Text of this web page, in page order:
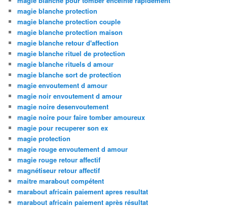
magie blanche protection
magie blanche protection couple
magie blanche protection maison
magie blanche retour d'affection
magie blanche rituel de protection
magie blanche rituels d amour
magie blanche sort de protection
magie envoutement d amour
magie noir envoutement d amour
magie noire desenvoutement
magie noire pour faire tomber amoureux
magie pour recuperer son ex
magie protection
magie rouge envoutement d amour
magie rouge retour affectif
magnétiseur retour affectif
maitre marabout compétent
marabout africain paiement apres resultat
marabout africain paiement après résultat